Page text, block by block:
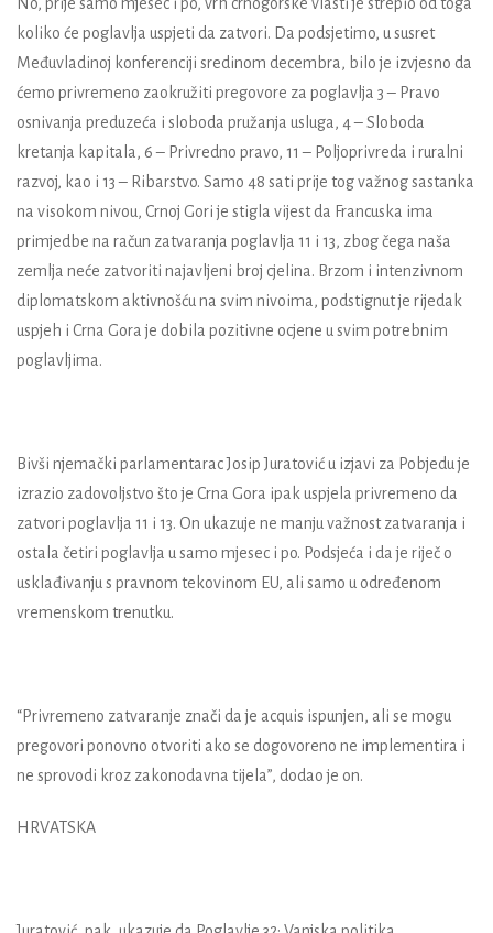
koliko će poglavlja uspjeti da zatvori. Da podsjetimo, u susret
Međuvladinoj konferenciji sredinom decembra, bilo je izvjesno da
ćemo privremeno zaokružiti pregovore za poglavlja 3 – Pravo
osnivanja preduzeća i sloboda pružanja usluga, 4 – Sloboda
kretanja kapitala, 6 – Privredno pravo, 11 – Poljoprivreda i ruralni
razvoj, kao i 13 – Ribarstvo. Samo 48 sati prije tog važnog sastanka
na visokom nivou, Crnoj Gori je stigla vijest da Francuska ima
primjedbe na račun zatvaranja poglavlja 11 i 13, zbog čega naša
zemlja neće zatvoriti najavljeni broj cjelina. Brzom i intenzivnom
diplomatskom aktivnošću na svim nivoima, podstignut je rijedak
uspjeh i Crna Gora je dobila pozitivne ocjene u svim potrebnim
poglavljima.
Bivši njemački parlamentarac Josip Juratović u izjavi za Pobjedu je
izrazio zadovoljstvo što je Crna Gora ipak uspjela privremeno da
zatvori poglavlja 11 i 13. On ukazuje ne manju važnost zatvaranja i
ostala četiri poglavlja u samo mjesec i po. Podsjeća i da je riječ o
usklađivanju s pravnom tekovinom EU, ali samo u određenom
vremenskom trenutku.
“Privremeno zatvaranje znači da je acquis ispunjen, ali se mogu
pregovori ponovno otvoriti ako se dogovoreno ne implementira i
ne sprovodi kroz zakonodavna tijela”, dodao je on.
HRVATSKA